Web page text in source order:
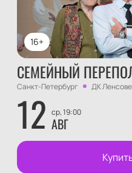
16+
СЕМЕЙНЫЙ
Санкт-Петербург ДК
12 ср, 19:00
АВГ